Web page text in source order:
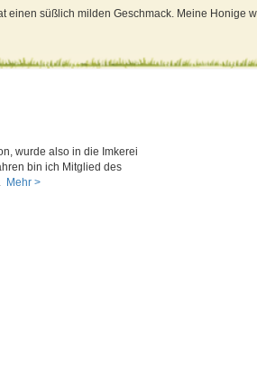
einen süßlich milden Geschmack. Meine Honige
wurde also in die Imkerei
bin ich Mitglied des
Mehr >